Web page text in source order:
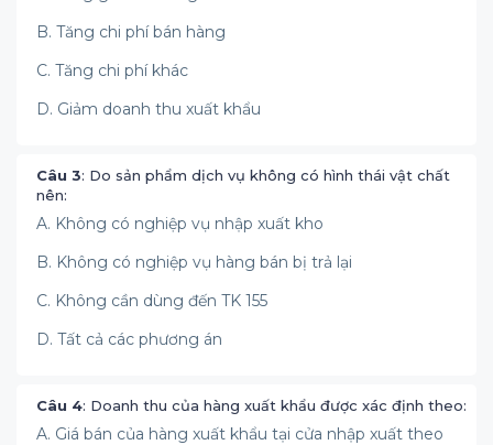
B. Tăng chi phí bán hàng
C. Tăng chi phí khác
D. Giảm doanh thu xuất khẩu
Câu 3: Do sản phẩm dịch vụ không có hình thái vật chất
nên:
A. Không có nghiệp vụ nhập xuất kho
B. Không có nghiệp vụ hàng bán bị trả lại
C. Không cần dùng đến TK 155
D. Tất cả các phương án
Câu 4: Doanh thu của hàng xuất khẩu được xác định theo:
A. Giá bán của hàng xuất khẩu tại cửa nhập xuất theo